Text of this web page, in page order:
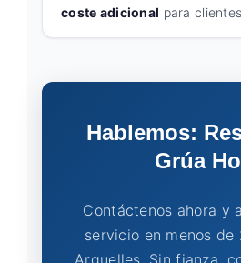
coste adicional para
Hablemos:
Grúa
Contáctenos ahora y
servicio en menos de
Arguelles. Sin fianza,